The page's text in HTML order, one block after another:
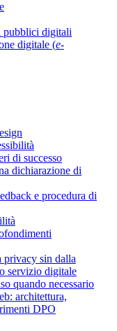
pubblici digitali
digitale (e-
di successo
dichiarazione di
e procedura di
privacy sin dalla
servizio digitale
quando necessario
architettura,
DPO